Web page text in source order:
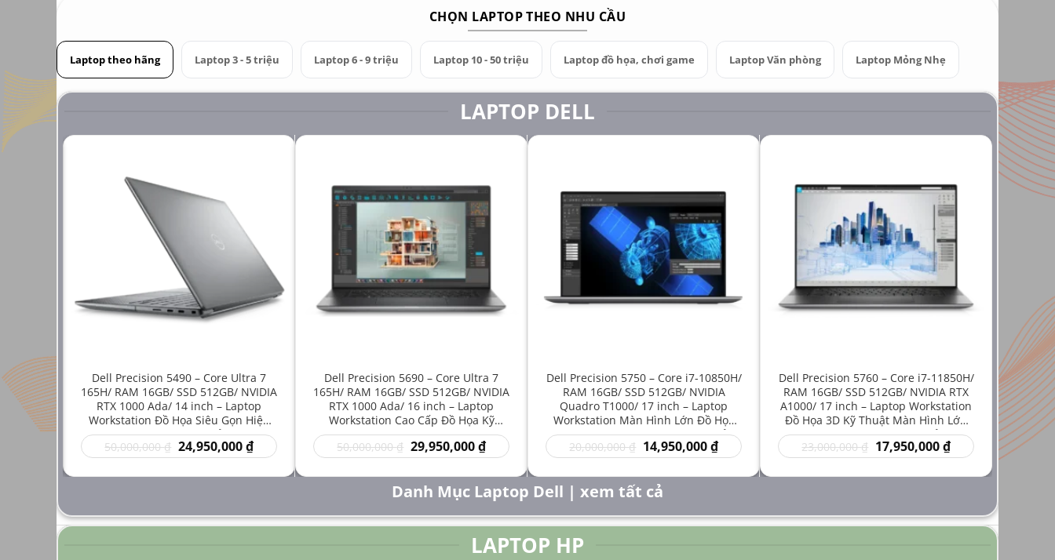
CHỌN LAPTOP THEO NHU CẦU
Laptop theo hãng Laptop 3 - 5 triệu Laptop 6 - 9 triệu Laptop 10 - 50 triệu Laptop đồ họa, chơi game Laptop Văn phòng Laptop Mỏng Nhẹ
LAPTOP DELL
Dell Precision 5490 – Core Ultra 7
165H/ RAM 16GB/ SSD 512GB/ NVIDIA
RTX 1000 Ada/ 14 inch – Laptop
Workstation Đồ Họa Siêu Gọn Hiệu
Năng Cao Giá Rẻ
50,000,000₫ Giá
gốc
50,000,000 ₫.
24,950,000₫Giá
hiện
là:
Dell Precision 5690 – Core Ultra 7
165H/ RAM 16GB/ SSD 512GB/ NVIDIA
RTX 1000 Ada/ 16 inch – Laptop
Workstation Cao Cấp Đồ Họa Kỹ
Thuật Sáng Tạo Hiệu Năng Mạnh
50,000,000₫ Giá
gốc
50,000,000 ₫.
29,950,000₫Giá
hiện
là:
29,950,000 ₫.
Dell Precision 5750 – Core i7-10850H/
RAM 16GB/ SSD 512GB/ NVIDIA
Quadro T1000/ 17 inch – Laptop
Workstation Màn Hình Lớn Đồ Họa
Kỹ Thuật Chuyên Nghiệp Giá Rẻ
20,000,000₫ Giá
gốc
20,000,000 ₫.
14,950,000₫Giá
hiện
là:
Dell Precision 5760 – Core i7-11850H/
RAM 16GB/ SSD 512GB/ NVIDIA RTX
A1000/ 17 inch – Laptop Workstation
Đồ Họa 3D Kỹ Thuật Màn Hình Lớn
Hiệu Năng Mạnh Giá Rẻ
23,000,000₫ Giá
gốc
23,000,000 ₫.
17,950,000₫Giá
hiện
là:
i7-
–
Cho
Danh Mục Laptop Dell | xem tất cả
LAPTOP HP